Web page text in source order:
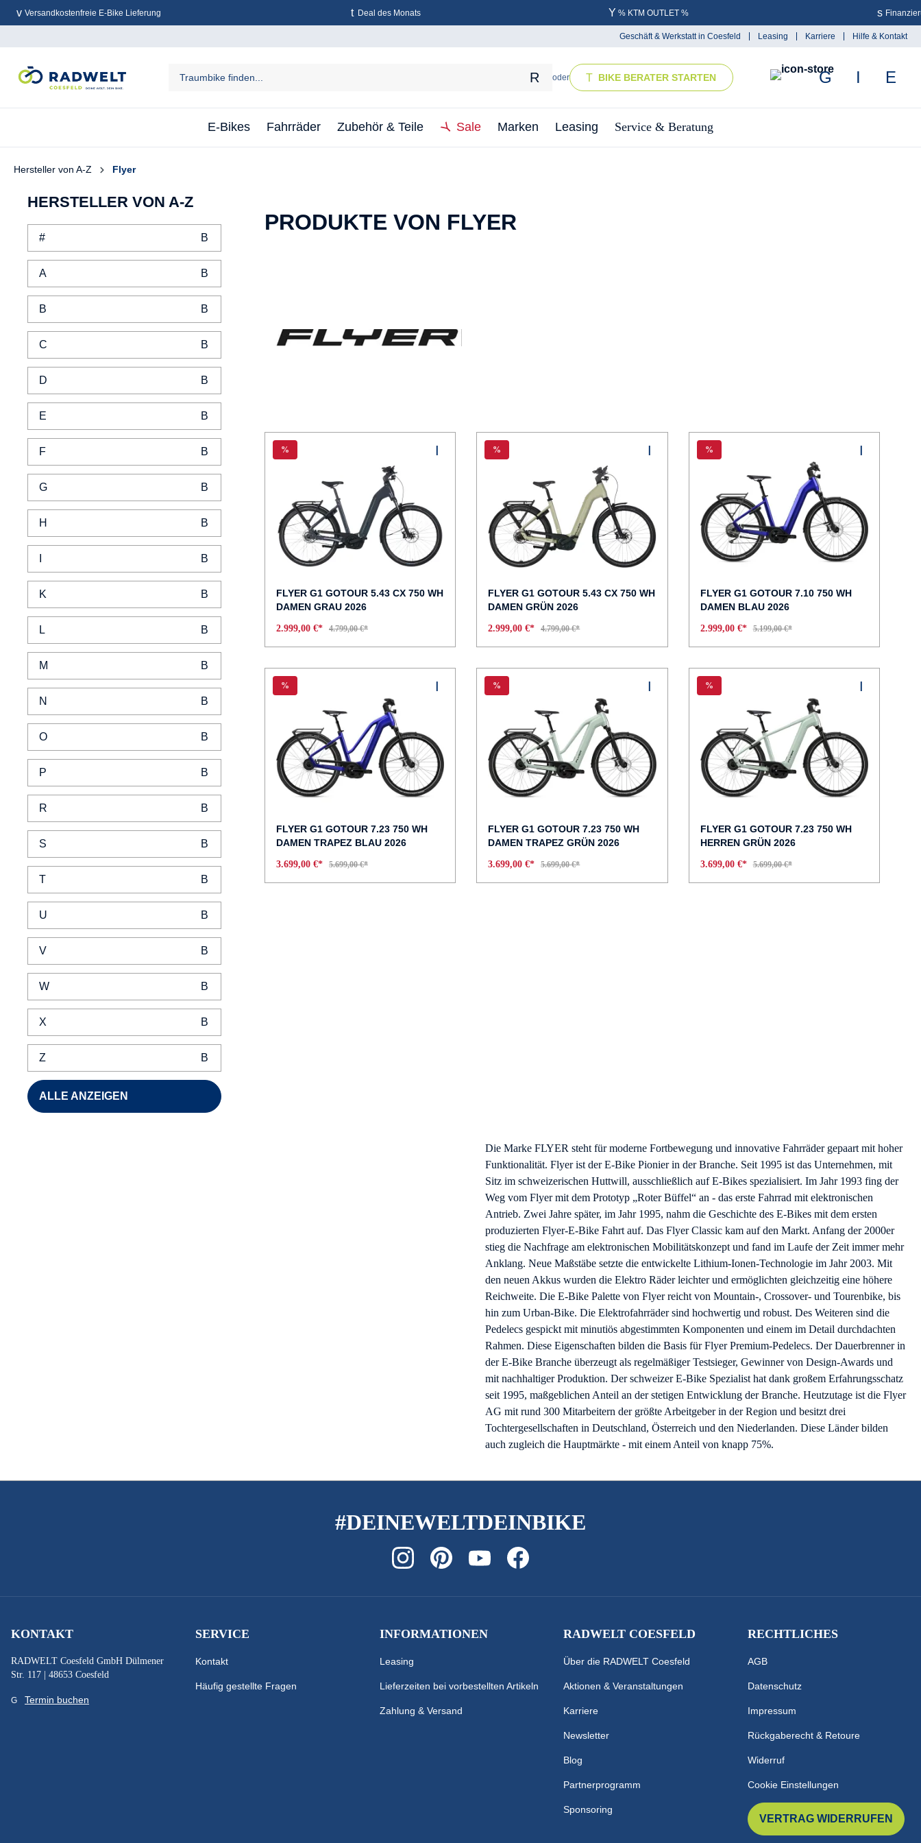
springen
Versandkostenfreie E-Bike Lieferung Deal des Monats % KTM OUTLET %
Geschäft & Werkstatt in Coesfeld Leasing Karriere Hilfe & Kontakt
oder BIKE BERATER STARTEN
E-Bikes Fahrräder Zubehör & Teile Sale Marken Leasing Service & Beratung
Hersteller von A-Z Flyer
HERSTELLER VON A-Z
#
A
B
C
D
E
F
G
H
K
L
M
N
O
P
R
S
T
U
V
W
X
Z
ALLE ANZEIGEN
PRODUKTE VON FLYER
%
FLYER G1 GOTOUR 5.43 CX 750 WH
DAMEN GRAU 2026
2.999,00 €* 4.799,00 €*
%
FLYER G1 GOTOUR 5.43 CX 750 WH
DAMEN GRÜN 2026
2.999,00 €* 4.799,00 €*
%
FLYER G1 GOTOUR 7.10 750 WH
DAMEN BLAU 2026
2.999,00 €* 5.199,00 €*
%
FLYER G1 GOTOUR 7.23 750 WH
DAMEN TRAPEZ BLAU 2026
3.699,00 €* 5.699,00 €*
%
FLYER G1 GOTOUR 7.23 750 WH
DAMEN TRAPEZ GRÜN 2026
3.699,00 €* 5.699,00 €*
%
FLYER G1 GOTOUR 7.23 750 WH
HERREN GRÜN 2026
3.699,00 €* 5.699,00 €*
Die Marke FLYER steht für moderne Fortbewegung und innovative Fahrräder gepaart mit hoher
Funktionalität. Flyer ist der E-Bike Pionier in der Branche. Seit 1995 ist das Unternehmen, mit
Sitz im schweizerischen Huttwill, ausschließlich auf E-Bikes spezialisiert. Im Jahr 1993 fing der
Weg vom Flyer mit dem Prototyp „Roter Büffel“ an - das erste Fahrrad mit elektronischen
Antrieb. Zwei Jahre später, im Jahr 1995, nahm die Geschichte des E-Bikes mit dem ersten
produzierten Flyer-E-Bike Fahrt auf. Das Flyer Classic kam auf den Markt. Anfang der 2000er
stieg die Nachfrage am elektronischen Mobilitätskonzept und fand im Laufe der Zeit immer mehr
Anklang. Neue Maßstäbe setzte die entwickelte Lithium-Ionen-Technologie im Jahr 2003. Mit
den neuen Akkus wurden die Elektro Räder leichter und ermöglichten gleichzeitig eine höhere
Reichweite. Die E-Bike Palette von Flyer reicht von Mountain-, Crossover- und Tourenbike, bis
hin zum Urban-Bike. Die Elektrofahrräder sind hochwertig und robust. Des Weiteren sind die
Pedelecs gespickt mit minutiös abgestimmten Komponenten und einem im Detail durchdachten
Rahmen. Diese Eigenschaften bilden die Basis für Flyer Premium-Pedelecs. Der Dauerbrenner in
der E-Bike Branche überzeugt als regelmäßiger Testsieger, Gewinner von Design-Awards und
mit nachhaltiger Produktion. Der schweizer E-Bike Spezialist hat dank großem Erfahrungsschatz
seit 1995, maßgeblichen Anteil an der stetigen Entwicklung der Branche. Heutzutage ist die Flyer
AG mit rund 300 Mitarbeitern der größte Arbeitgeber in der Region und besitzt drei
Tochtergesellschaften in Deutschland, Österreich und den Niederlanden. Diese Länder bilden
auch zugleich die Hauptmärkte - mit einem Anteil von knapp 75%.
#DEINEWELTDEINBIKE
KONTAKT
RADWELT Coesfeld GmbH Dülmener
Str. 117 | 48653 Coesfeld
Termin buchen
SERVICE
Kontakt
Häufig gestellte Fragen
INFORMATIONEN
Leasing
Lieferzeiten bei vorbestellten Artikeln
Zahlung & Versand
RADWELT COESFELD
Über die RADWELT Coesfeld
Aktionen & Veranstaltungen
Karriere
Newsletter
Blog
Partnerprogramm
Sponsoring
RECHTLICHES
AGB
Datenschutz
Impressum
Rückgaberecht & Retoure
Widerruf
Cookie Einstellungen
VERTRAG WIDERRUFEN